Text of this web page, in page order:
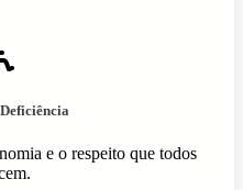
e o respeito que todos